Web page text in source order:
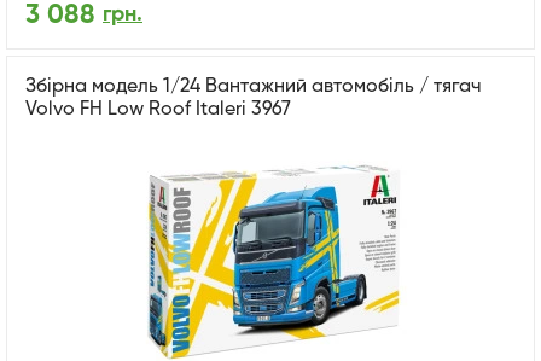
3 088 грн.
Збірна модель 1/24 Вантажний автомобіль / тягач
Volvo FH Low Roof Italeri 3967